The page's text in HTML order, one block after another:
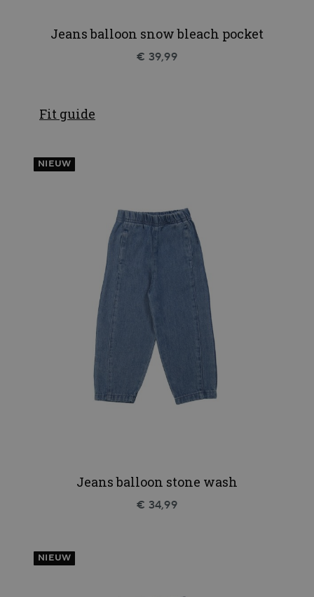
Jeans balloon snow bleach pocket
€ 39,99
Fit guide
NIEUW
Jeans balloon stone wash
€ 34,99
NIEUW